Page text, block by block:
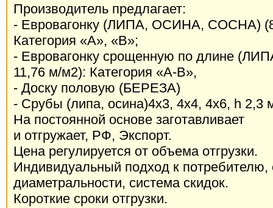
Производитель предлагает:
- Евровагонку (ЛИПА, ОСИНА, СОСНА)
Категория «А», «В»;
- Евровагонку срощенную по длине
11,76 м/м2): Категория «А-В»,
- Доску половую (БЕРЕЗА)
- Срубы (липа, осина)4х3, 4х4, 4х6, h 2,3
На постоянной основе заготавливает
и отгружает, РФ, Экспорт.
Цена регулируется от объема отгрузки.
Индивидуальный подход к потребителю,
диаметральности, система скидок.
Короткие сроки отгрузки.